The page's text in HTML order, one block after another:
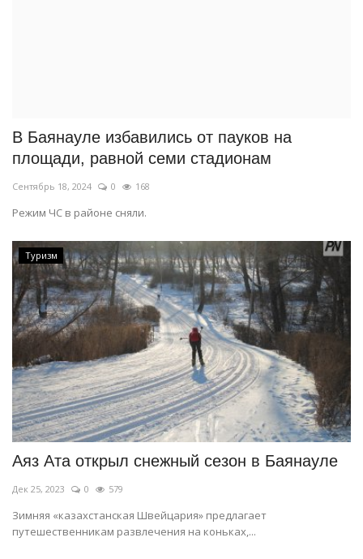
В Баянауле избавились от пауков на
площади, равной семи стадионам
Сентябрь 18, 2024 0 168
Режим ЧС в районе сняли.
Туризм
Аяз Ата открыл снежный сезон в Баянауле
Дек 25, 2023 0 579
Зимняя «казахстанская Швейцария» предлагает
путешественникам развлечения на коньках,...